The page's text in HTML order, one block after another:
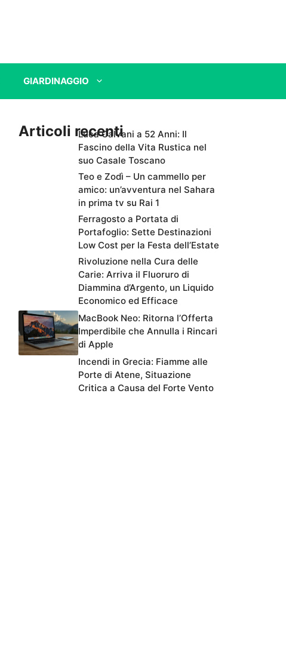
GIARDINAGGIO
Articoli recentiLuca Calvani a 52 Anni: Il
Fascino della Vita Rustica nel
suo Casale Toscano
Teo e Zodì – Un cammello per
amico: un’avventura nel Sahara
in prima tv su Rai 1
Ferragosto a Portata di
Portafoglio: Sette Destinazioni
Low Cost per la Festa dell’Estate
Rivoluzione nella Cura delle
Carie: Arriva il Fluoruro di
Diammina d’Argento, un Liquido
Economico ed Efficace
MacBook Neo: Ritorna l’Offerta
Imperdibile che Annulla i Rincari
di Apple
Incendi in Grecia: Fiamme alle
Porte di Atene, Situazione
Critica a Causa del Forte Vento